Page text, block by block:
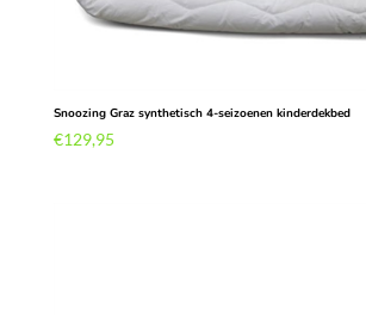
Snoozing Graz synthetisch 4-seizoenen kinderdekbed
€129,95